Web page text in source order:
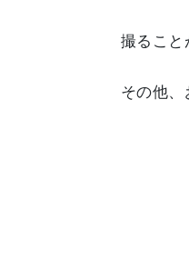
撮ること
その他、